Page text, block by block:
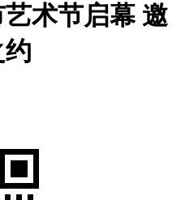
术节启幕 邀